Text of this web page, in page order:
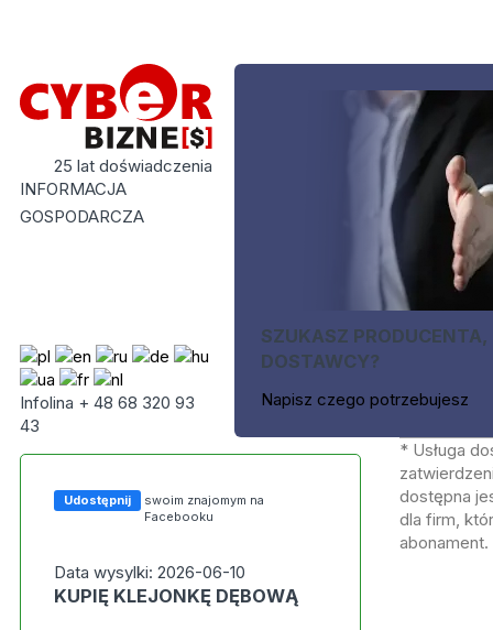
25 lat doświadczenia
INFORMACJA
GOSPODARCZA
Infolina + 48 68 320 93
43
SZUKASZ PRODUCENTA,
DOSTAWCY?
Napisz czego potrzebujesz
Udostępnij
swoim znajomym na
Facebooku
Data wysylki: 2026-06-10
KUPIĘ KLEJONKĘ DĘBOWĄ
* Usługa
dostępna
dla firm,
abonament.